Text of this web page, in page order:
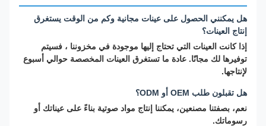
هل يمكنني الحصول على عينات مجانية وكم من الوقت يستغرق
إنتاج العينات؟
إذا كانت العينات التي تحتاج إليها موجودة في مخزوننا ، فسيتم
توفيرها لك مجانًا. عادة ما تستغرق العينات المخصصة حوالي أسبوع
لإنتاجها.
هل تقبلون طلب OEM أو ODM؟
نعم، بصفتنا مصنعين، يمكننا إنتاج مواد صوتية بناءً على عيناتك أو
رسوماتك.